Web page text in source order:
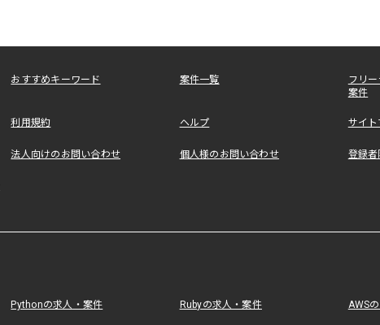
おすすめキーワード 案件一覧
フリ
案件
利用規約 ヘルプ サイ
法人向けのお問い合わせ 個人様のお問い合わせ 登録者
Pythonの求人・案件 Rubyの求人・案件 AWS